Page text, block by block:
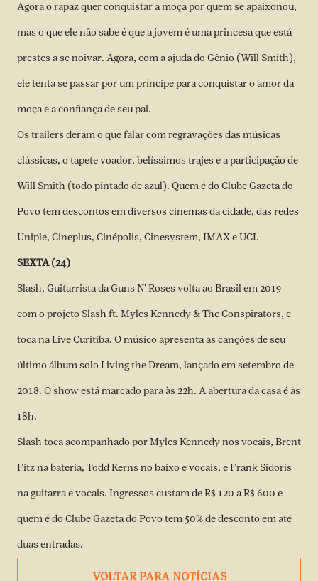
Agora o rapaz quer conquistar a moça por quem se apaixonou,
mas o que ele não sabe é que a jovem é uma princesa que está
prestes a se noivar. Agora, com a ajuda do Gênio (Will Smith),
ele tenta se passar por um príncipe para conquistar o amor da
moça e a confiança de seu pai.
Os trailers deram o que falar com regravações das músicas
clássicas, o tapete voador, belíssimos trajes e a participação de
Will Smith (todo pintado de azul). Quem é do Clube Gazeta do
Povo tem descontos em diversos cinemas da cidade, das redes
Uniple, Cineplus, Cinépolis, Cinesystem, IMAX e UCI.
SEXTA (24)
Slash, Guitarrista da Guns N’ Roses volta ao Brasil em 2019
com o projeto Slash ft. Myles Kennedy & The Conspirators, e
toca na Live Curitiba. O músico apresenta as canções de seu
último álbum solo Living the Dream, lançado em setembro de
2018. O show está marcado para às 22h. A abertura da casa é às
18h.
Slash toca acompanhado por Myles Kennedy nos vocais, Brent
Fitz na bateria, Todd Kerns no baixo e vocais, e Frank Sidoris
na guitarra e vocais. Ingressos custam de R$ 120 a R$ 600 e
quem é do Clube Gazeta do Povo tem 50% de desconto em até
duas entradas.
VOLTAR PARA NOTÍCIAS